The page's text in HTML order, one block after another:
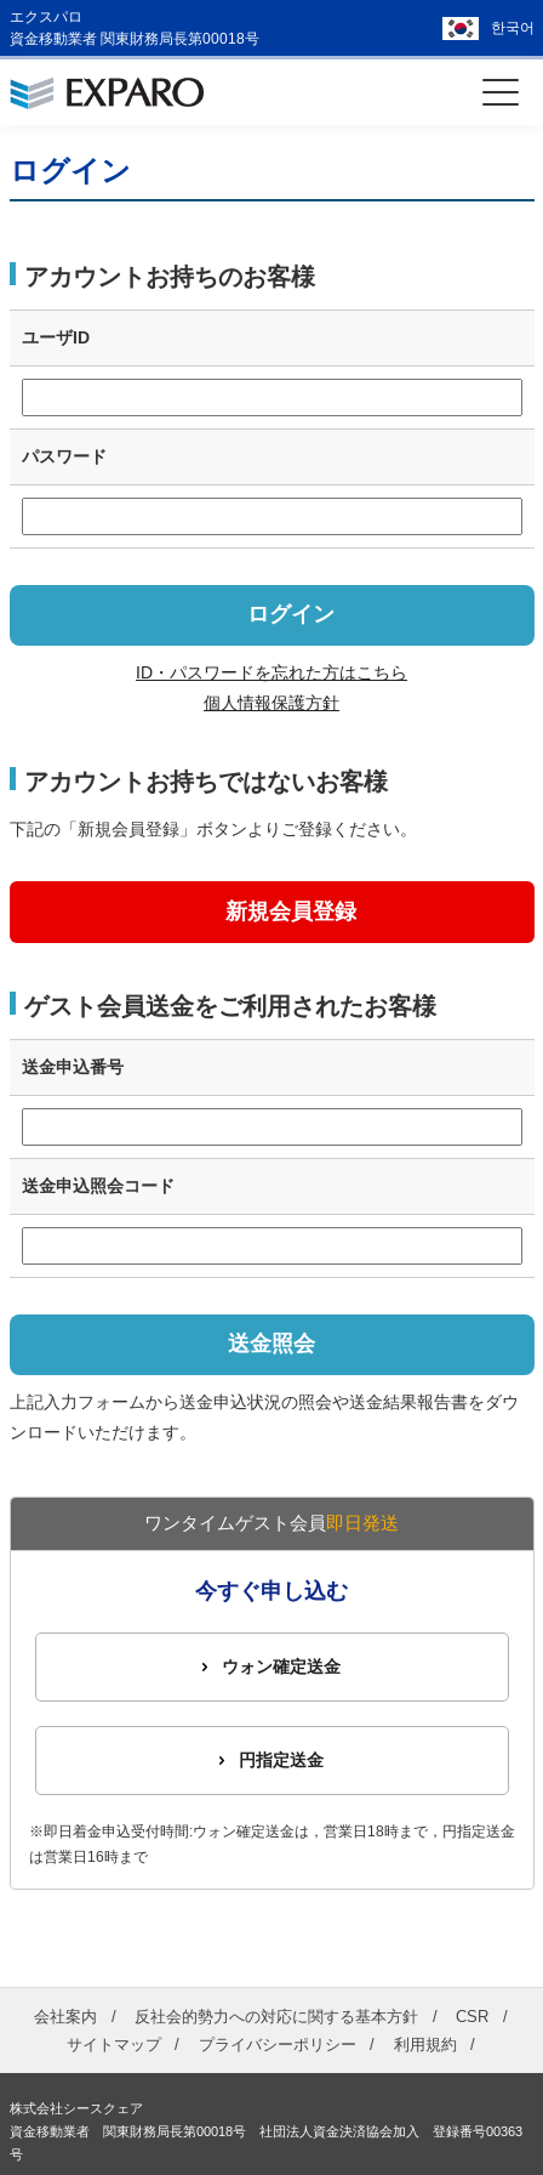
エクスパロ
資金移動業者 関東財務局長第00018号
한국어
ログイン
アカウントお持ちのお客様
ユーザID
パスワード
ログイン
ID・パスワードを忘れた方はこちら
個人情報保護方針
アカウントお持ちではないお客様
下記の「新規会員登録」ボタンよりご登録ください。
新規会員登録
ゲスト会員送金をご利用されたお客様
送金申込番号
送金申込照会コード
送金照会
上記入力フォームから送金申込状況の照会や送金結果報告書をダウ
ンロードいただけます。
ワンタイムゲスト会員即日発送
今すぐ申し込む
ウォン確定送金
円指定送金
※即日着金申込受付時間:ウォン確定送金は，営業日18時まで，円指定送金
は営業日16時まで
会社案内 反社会的勢力への対応に関する基本方針
CSR
サイトマップ
プライバシーポリシー 利用規約
株式会社シースクェア
資金移動業者 関東財務局長第00018号 社団法人資金決済協会加入 登録番号00363
号